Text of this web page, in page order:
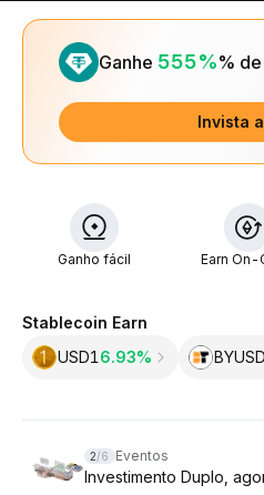
Slide 1 of 1Ganhe 555%%
Invista
Ganho fácil Earn On-
Stablecoin Earn
USD16.93%
2/6 Eventos
Investimento Duplo,